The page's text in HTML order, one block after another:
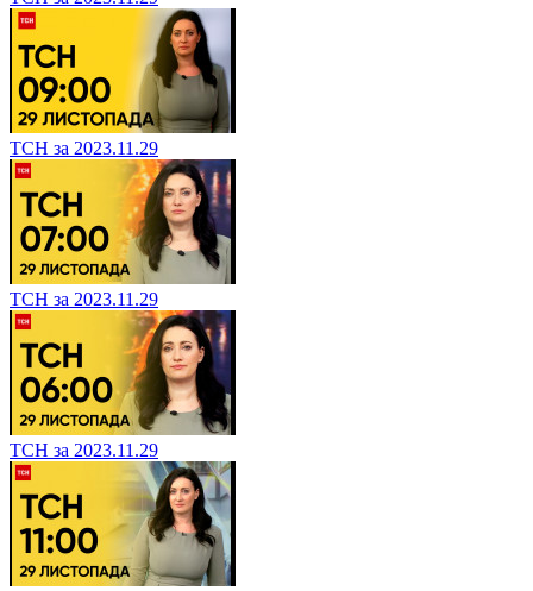
ТСН за 2023.11.29
ТСН за 2023.11.29
ТСН за 2023.11.29